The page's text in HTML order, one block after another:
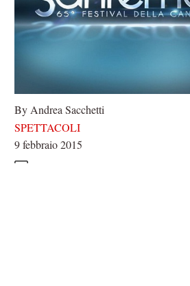
By Andrea Sacchetti
SPETTACOLI
9 febbraio 2015